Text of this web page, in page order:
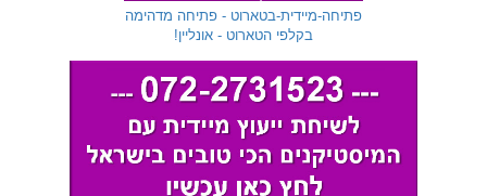
פתיחה-מיידית-בטארוט - פתיחה מדהימה
בקלפי הטארוט - אונליין!